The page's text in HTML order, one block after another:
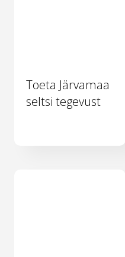
Toeta Järvamaa
seltsi tegevust